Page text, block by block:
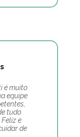
é muito
equipe
tudo
e
de